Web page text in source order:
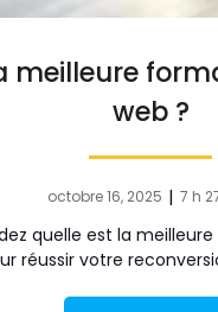
meilleure
web ?
octobre 16, 2025 | 7 h
quelle est la
réussir votre